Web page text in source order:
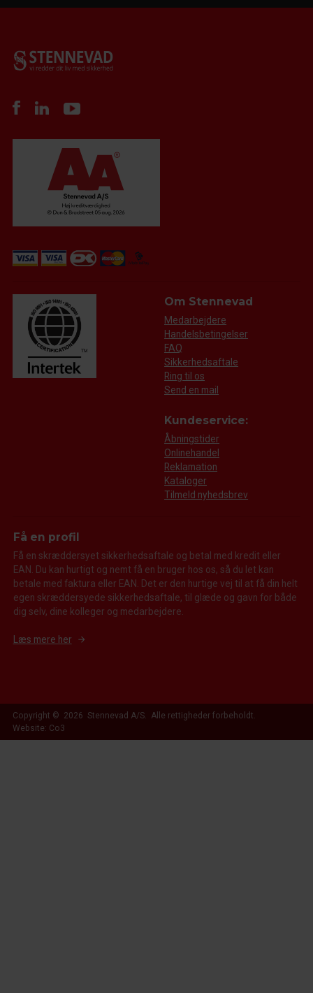
Om Stennevad
Medarbejdere
Handelsbetingelser
FAQ
Sikkerhedsaftale
Ring til os
Send en mail
Kundeservice:
Åbningstider
Onlinehandel
Reklamation
Kataloger
Tilmeld nyhedsbrev
Få en profil
Få en skræddersyet sikkerhedsaftale og betal med kredit eller
EAN. Du kan hurtigt og nemt få en bruger hos os, så du let kan
betale med faktura eller EAN. Det er den hurtige vej til at få din helt
egen skræddersyede sikkerhedsaftale, til glæde og gavn for både
dig selv, dine kolleger og medarbejdere.
Læs mere her
Copyright © 2026 Stennevad A/S. Alle rettigheder forbeholdt.
Website: Co3